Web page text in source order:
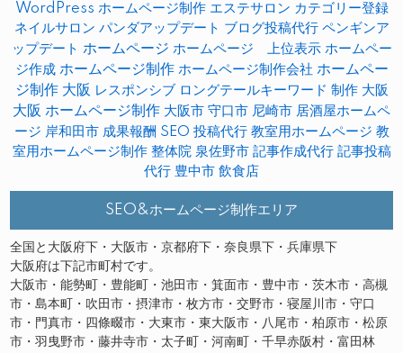
WordPress ホームページ制作 エステサロン カテゴリー登録
ネイルサロン パンダアップデート ブログ投稿代行 ペンギンア
ップデート ホームページ ホームページ 上位表示 ホームペー
ジ作成 ホームページ制作 ホームページ制作会社 ホームペー
ジ制作 大阪 レスポンシブ ロングテールキーワード 制作 大阪
大阪 ホームページ制作 大阪市 守口市 尼崎市 居酒屋ホームペ
ージ 岸和田市 成果報酬 SEO 投稿代行 教室用ホームページ 教
室用ホームページ制作 整体院 泉佐野市 記事作成代行 記事投稿
代行 豊中市 飲食店
SEO&ホームページ制作エリア
全国と大阪府下・大阪市・京都府下・奈良県下・兵庫県下
大阪府は下記市町村です。
大阪市・能勢町・豊能町・池田市・箕面市・豊中市・茨木市・高槻
市・島本町・吹田市・摂津市・枚方市・交野市・寝屋川市・守口
市・門真市・四條畷市・大東市・東大阪市・八尾市・柏原市・松原
市・羽曳野市・藤井寺市・太子町・河南町・千早赤阪村・富田林